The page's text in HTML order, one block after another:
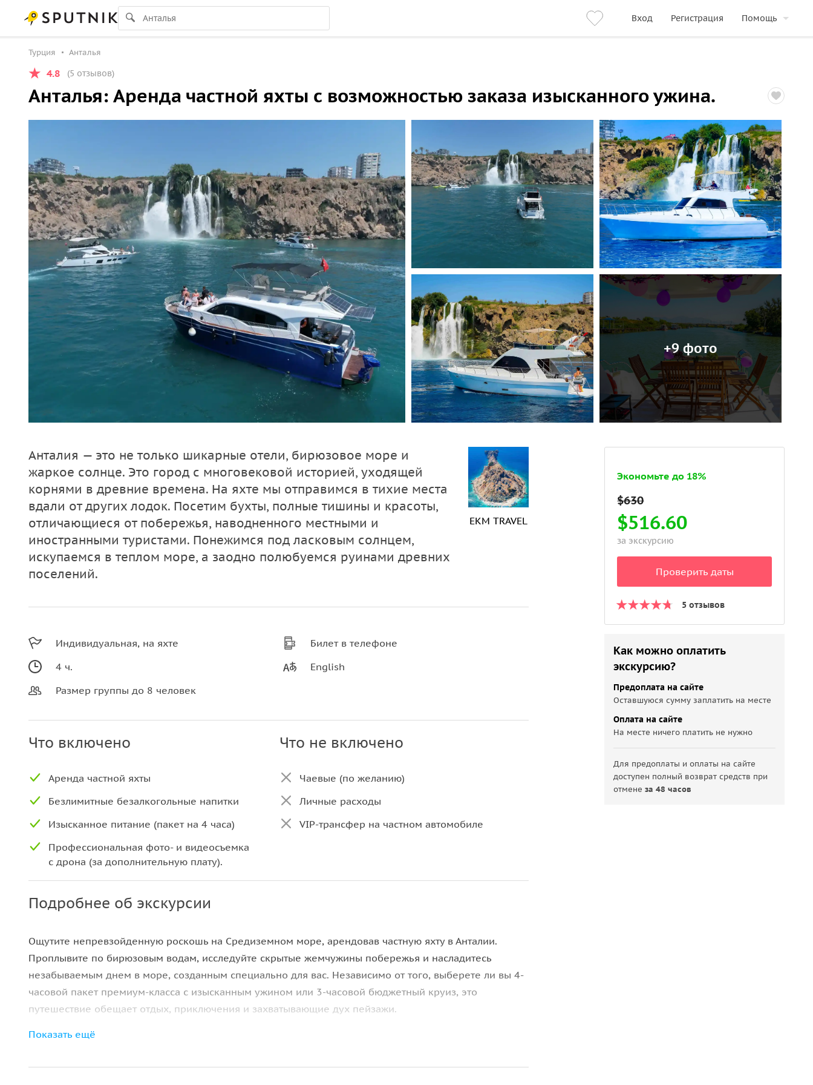
Вход Регистрация Помощь
Турция Анталья
4.8 (5 отзывов)
Анталья: Аренда частной яхты с возможностью заказа изысканного ужина.
+9 фото
Анталия — это не только шикарные отели, бирюзовое море и
жаркое солнце. Это город с многовековой историей, уходящей
корнями в древние времена. На яхте мы отправимся в тихие места
вдали от других лодок. Посетим бухты, полные тишины и красоты,
отличающиеся от побережья, наводненного местными и
иностранными туристами. Понежимся под ласковым солнцем,
искупаемся в теплом море, а заодно полюбуемся руинами древних
поселений.
EKM TRAVEL
Индивидуальная, на яхте
4 ч.
Размер группы до 8 человек
Билет в телефоне
English
Что включено
Аренда частной яхты
Безлимитные безалкогольные напитки
Изысканное питание (пакет на 4 часа)
Профессиональная фото- и видеосъемка
с дрона (за дополнительную плату).
Что не включено
Чаевые (по желанию)
Личные расходы
VIP-трансфер на частном автомобиле
Подробнее об экскурсии
Ощутите непревзойденную роскошь на Средиземном море, арендовав частную яхту в Анталии.
Проплывите по бирюзовым водам, исследуйте скрытые жемчужины побережья и насладитесь
незабываемым днем ​​в море, созданным специально для вас. Независимо от того, выберете ли вы 4-
часовой пакет премиум-класса с изысканным ужином или 3-часовой бюджетный круиз, это
путешествие обещает отдых, приключения и захватывающие дух пейзажи.
Ваше путешествие начинается с того момента, как вы поднимаетесь на борт своей частной яхты и
воды эффектно впадают в море. Поплавайте и поныряйте с маской в ​​пещерах бухты Лара,
Показать ещё
Экономьте до 18%
$516.60
за экскурсию
Проверить даты
5 отзывов
Как можно оплатить
экскурсию?
Предоплата на сайте
Оставшуюся сумму заплатить на месте
Оплата на сайте
На месте ничего платить не нужно
Для предоплаты и оплаты на сайте
доступен полный возврат средств при
отменеза 48 часов